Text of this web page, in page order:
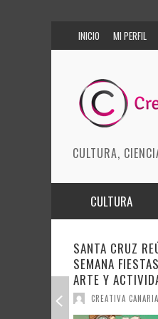
INICIO MI PERFIL
CULTURA,
CULTURA
ARTES ESCÉNICAS
MODA
INNOVACIÓN
CIENCIAS DE LA
EFECTO
SINFÓNICO EN
ORQUESTA
BARRIOS
CREATIVA